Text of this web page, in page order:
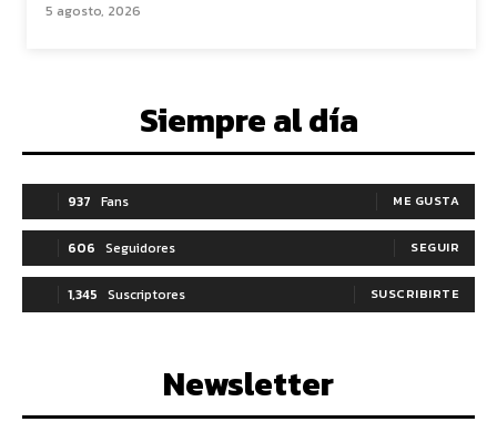
5 agosto, 2026
Siempre al día
937 Fans ME GUSTA
606 Seguidores SEGUIR
1,345 Suscriptores SUSCRIBIRTE
Newsletter